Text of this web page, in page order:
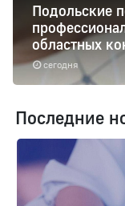
сегодня
Подольские
областных
Последние